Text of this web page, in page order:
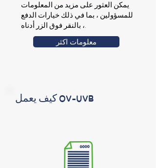
يمكن العثور على مزيد من المعلومات
للمسؤولين ، بما في ذلك خيارات الدفع
، بالنقر فوق الزر أدناه.
معلومات اكثر
كيف يعمل OV-UVB